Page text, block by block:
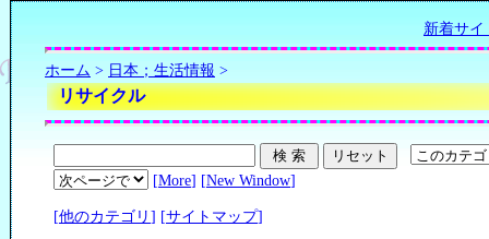
新着サイ
ホーム > 日本；生活情報 >
リサイクル
[More] [New Window]
[他のカテゴリ ] [サイトマップ]